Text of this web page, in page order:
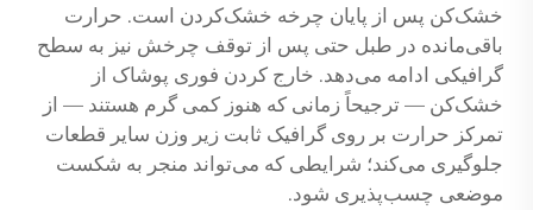
خشک‌کن پس از پایان چرخه خشک‌کردن است. حرارت
باقی‌مانده در طبل حتی پس از توقف چرخش نیز به سطح
گرافیکی ادامه می‌دهد. خارج کردن فوری پوشاک از
خشک‌کن — ترجیحاً زمانی که هنوز کمی گرم هستند — از
تمرکز حرارت بر روی گرافیک ثابت زیر وزن سایر قطعات
جلوگیری می‌کند؛ شرایطی که می‌تواند منجر به شکست
موضعی چسب‌پذیری شود.